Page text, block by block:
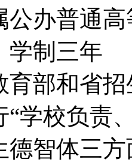
公办普通
学制三
育部和省
“学校负责
德智体三